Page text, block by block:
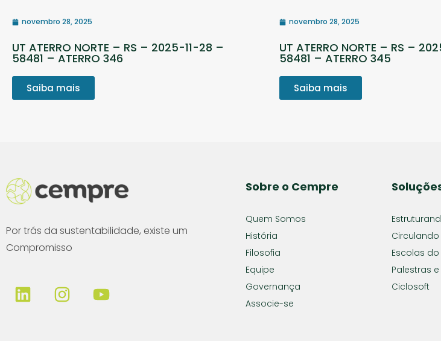
novembro 28, 2025
UT ATERRO NORTE – RS – 2025-11-28 –
58481 – ATERRO 346
Saiba mais
novembro 28, 2025
UT ATERRO NORTE – RS –
58481 – ATERRO 345
Saiba mais
Por trás da sustentabilidade, existe um
Compromisso
Sobre o Cempre
Quem Somos
História
Filosofia
Equipe
Governança
Associe-se
Circulando
Escolas do
Palestras
Ciclosoft